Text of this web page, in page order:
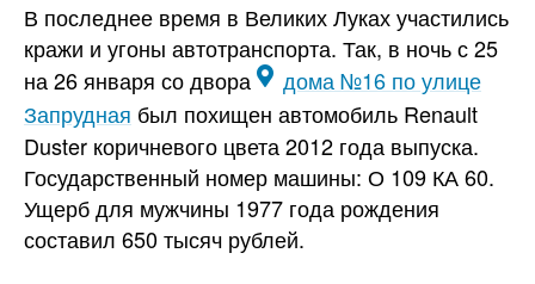
В последнее время в Великих Луках участились
кражи и угоны автотранспорта. Так, в ночь с 25
на 26 января со двора
дома №16 по улице
Запрудная был похищен автомобиль Renault
Duster коричневого цвета 2012 года выпуска.
Государственный номер машины: О 109 КА 60.
Ущерб для мужчины 1977 года рождения
составил 650 тысяч рублей.